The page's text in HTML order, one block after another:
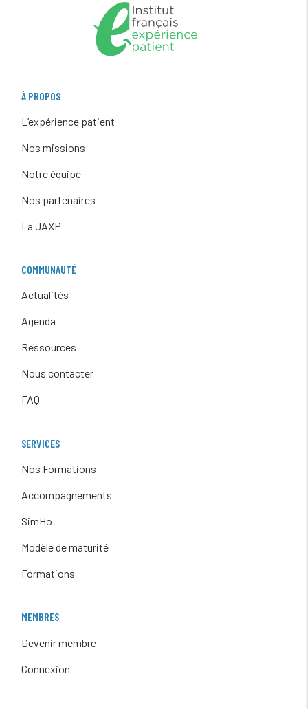
À PROPOS
L’expérience patient
Nos missions
Notre équipe
Nos partenaires
La JAXP
COMMUNAUTÉ
Actualités
Agenda
Ressources
Nous contacter
FAQ
SERVICES
Nos Formations
Accompagnements
SimHo
Modèle de maturité
Formations
MEMBRES
Devenir membre
Connexion